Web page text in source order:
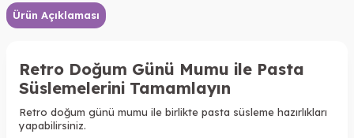
Ürün Açıklaması
Retro Doğum Günü Mumu ile Pasta
Süslemelerini Tamamlayın
Retro doğum günü mumu ile birlikte pasta süsleme hazırlıkları
yapabilirsiniz.